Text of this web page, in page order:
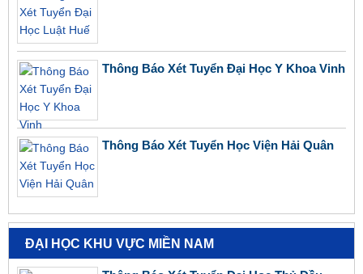
Thông Báo Xét Tuyển Đại Học Y Khoa Vinh
Thông Báo Xét Tuyển Học Viện Hải Quân
ĐẠI HỌC KHU VỰC MIỀN NAM